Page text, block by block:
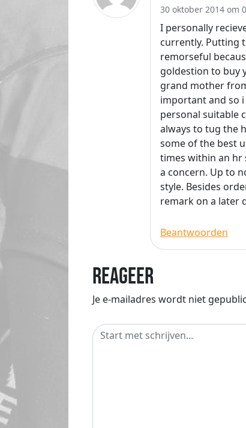
30 oktober 2014 om
I personally
currently. Putting
remorseful
goldestion to buy
grand mother
important and so
personal suitable
always to tug the
some of the best
times within an hr
a concern. Up to
style. Besides
remark on a later
Beantwoorden
Reageer
Je e-mailadres wordt niet